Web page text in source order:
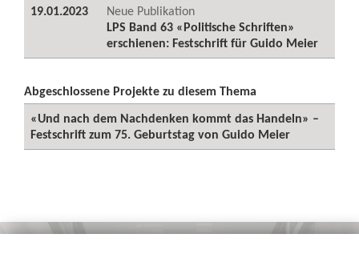
19.01.2023
Neue Publikation
LPS Band 63 «Politische Schriften»
erschienen: Festschrift für Guido Meier
Abgeschlossene Projekte zu diesem Thema
«Und nach dem Nachdenken kommt das Handeln» –
Festschrift zum 75. Geburtstag von Guido Meier